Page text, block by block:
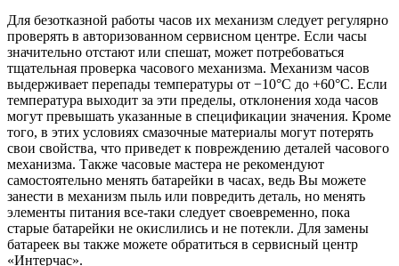
Для безотказной работы часов их механизм следует регулярно
проверять в авторизованном сервисном центре. Если часы
значительно отстают или спешат, может потребоваться
тщательная проверка часового механизма. Механизм часов
выдерживает перепады температуры от −10°C до +60°C. Если
температура выходит за эти пределы, отклонения хода часов
могут превышать указанные в спецификации значения. Кроме
того, в этих условиях смазочные материалы могут потерять
свои свойства, что приведет к повреждению деталей часового
механизма. Также часовые мастера не рекомендуют
самостоятельно менять батарейки в часах, ведь Вы можете
занести в механизм пыль или повредить деталь, но менять
элементы питания все-таки следует своевременно, пока
старые батарейки не окислились и не потекли. Для замены
батареек вы также можете обратиться в сервисный центр
«Интерчас».